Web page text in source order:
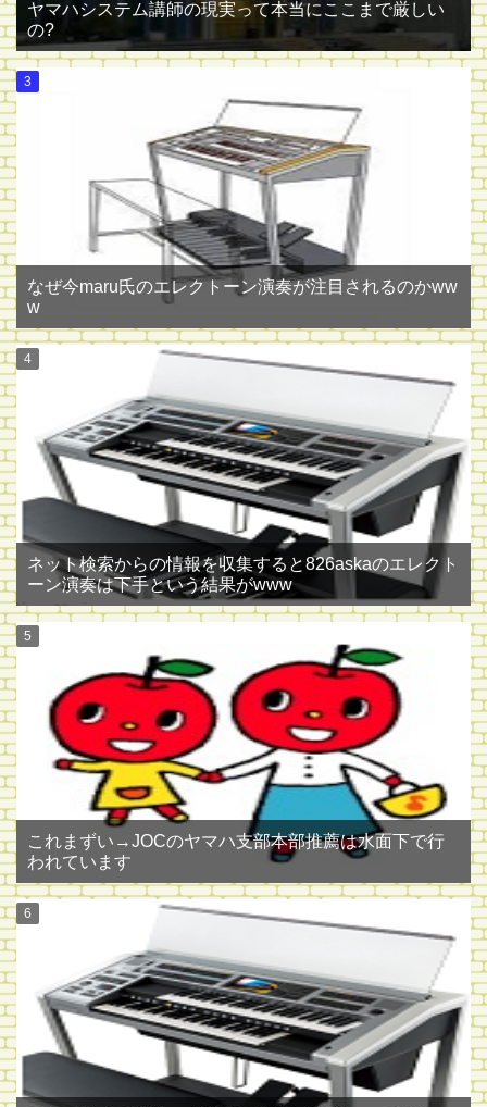
ヤマハシステム講師の現実って本当にここまで厳しい
の?
なぜ今maru氏のエレクトーン演奏が注目されるのかww
w
ネット検索からの情報を収集すると826askaのエレクト
ーン演奏は下手という結果がwww
これまずい→JOCのヤマハ支部本部推薦は水面下で行
われています